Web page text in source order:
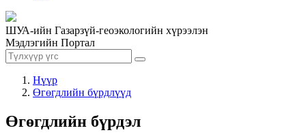
ШУА-ийн Газарзүй-геоэкологийн хүрээлэн
Мэдлэгийн Портал
Нүүр
Өгөгдлийн бүрдлүүд
Өгөгдлийн бүрдэл